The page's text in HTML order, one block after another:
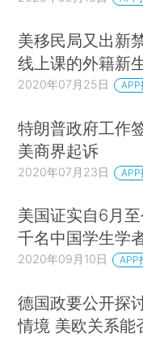
美移民局又出新
线上课的外籍新
2020年07月25日 APP
特朗普政府工作
美商界起诉
2020年07月23日 APP
美国证实自6月
千名中国学生学
2020年09月10日 APP
德国政要公开探
情境 美欧关系能